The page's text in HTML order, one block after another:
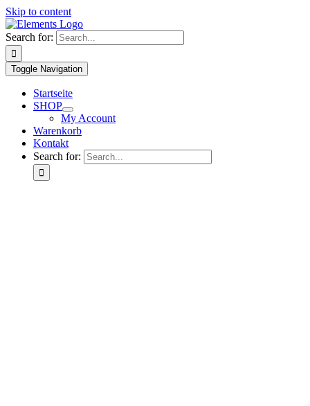
Skip to content
Search for:
Toggle Navigation
Startseite
SHOP
My Account
Warenkorb
Kontakt
Search for: